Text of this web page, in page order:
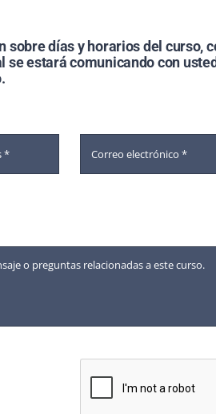
sobre días y horarios del curso,
se estará comunicando con